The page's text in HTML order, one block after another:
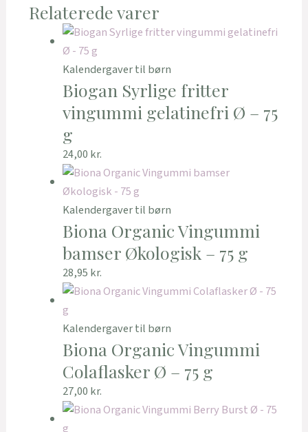
Relaterede varer
Kalendergaver til børn
Biogan Syrlige fritter
vingummi gelatinefri Ø – 75
g
24,00 kr.
Kalendergaver til børn
Biona Organic Vingummi
bamser Økologisk – 75 g
28,95 kr.
Kalendergaver til børn
Biona Organic Vingummi
Colaflasker Ø – 75 g
27,00 kr.